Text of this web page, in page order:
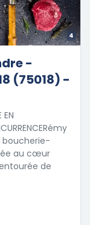
4
-
(75018) -
EN
boucherie-
au cœur
de